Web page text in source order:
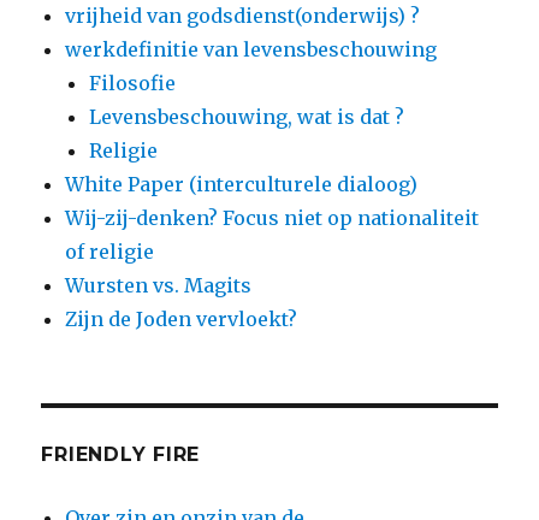
vrijheid van godsdienst(onderwijs) ?
werkdefinitie van levensbeschouwing
Filosofie
Levensbeschouwing, wat is dat ?
Religie
White Paper (interculturele dialoog)
Wij-zij-denken? Focus niet op nationaliteit
of religie
Wursten vs. Magits
Zijn de Joden vervloekt?
FRIENDLY FIRE